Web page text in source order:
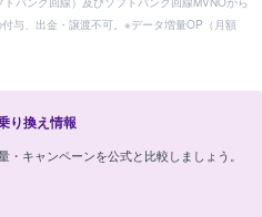
与、出金・譲渡不可。※データ増量OP（月額
り換え情報
キャンペーンを公式と比較しましょう。